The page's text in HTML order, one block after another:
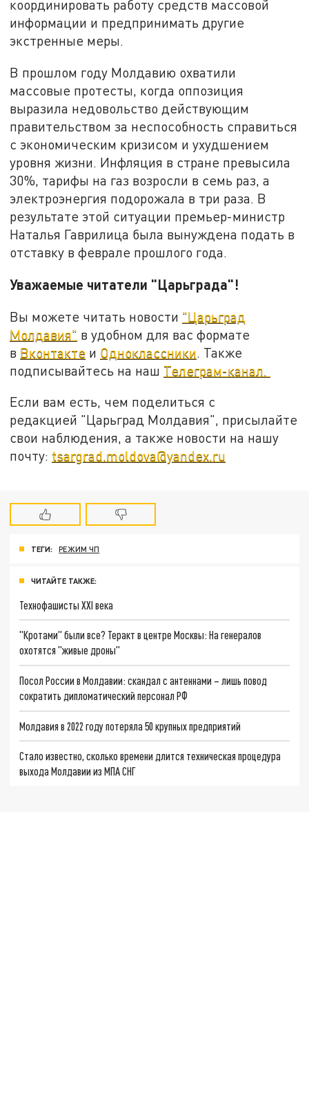
координировать работу средств массовой
информации и предпринимать другие
экстренные меры.
В прошлом году Молдавию охватили
массовые протесты, когда оппозиция
выразила недовольство действующим
правительством за неспособность справиться
с экономическим кризисом и ухудшением
уровня жизни. Инфляция в стране превысила
30%, тарифы на газ возросли в семь раз, а
электроэнергия подорожала в три раза. В
результате этой ситуации премьер-министр
Наталья Гаврилица была вынуждена подать в
отставку в феврале прошлого года.
Уважаемые читатели "Царьграда"!
Вы можете читать новости "Царьград
Молдавия" в удобном для вас формате
в Вконтакте и Одноклассники . Также
подписывайтесь на наш Телеграм-канал.
Если вам есть, чем поделиться с
редакцией "Царьград Молдавия", присылайте
свои наблюдения, а также новости на нашу
почту: tsargrad.moldova@yandex.ru
ТЕГИ: РЕЖИМ ЧП
ЧИТАЙТЕ ТАКЖЕ:
Технофашисты XXI века
"Кротами" были все? Теракт в центре Москвы: На генералов
охотятся "живые дроны"
Посол России в Молдавии: скандал с антеннами – лишь повод
сократить дипломатический персонал РФ
Молдавия в 2022 году потеряла 50 крупных предприятий
Стало известно, сколько времени длится техническая процедура
выхода Молдавии из МПА СНГ